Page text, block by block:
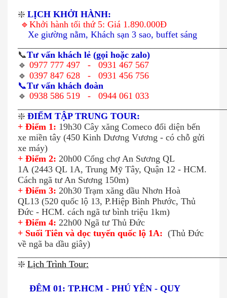
❇️ LỊCH KHỞI HÀNH:
🔹Khởi hành tối thứ 5: Giá 1.890.000Đ
Xe giường nằm, Khách sạn 3 sao, buffet sáng
📞Tư vấn khách lẻ (gọi hoặc zalo)
🔹 0977 777 497 - 0931 467 567
🔹 0397 847 628 - 0931 456 756
📞Tư vấn khách đoàn
🔹 0938 586 519 - 0944 061 033
❇️ ĐIỂM TẬP TRUNG TOUR:
+ Điểm 1: 19h30 Cây xăng Comeco đối diện bến
xe miền tây (450 Kinh Dương Vương - có chỗ gửi
xe máy)
+ Điểm 2: 20h00 Cổng chợ An Sương QL
1A (2443 QL 1A, Trung Mỹ Tây, Quận 12 - HCM.
Cách ngã tư An Sương 150m)
+ Điểm 3: 20h30 Trạm xăng dầu Nhơn Hoà
QL13 (520 quốc lộ 13, P.Hiệp Bình Phước, Thủ
Đức - HCM. cách ngã tư bình triệu 1km)
+ Điểm 4: 22h00 Ngã tư Thủ Đức
+ Suối Tiên và dọc tuyến quốc lộ 1A: (Thủ Đức
về ngã ba dầu giây)
❇️ Lịch Trình Tour:
ĐÊM 01: TP.HCM - PHÚ YÊN - QUY